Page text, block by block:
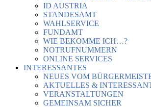
ID AUSTRIA
STANDESAMT
WAHLSERVICE
FUNDAMT
WIE BEKOMME ICH…?
NOTRUFNUMMERN
ONLINE SERVICES
INTERESSANTES
NEUES VOM
AKTUELLES &
VERANSTALTUNGEN
GEMEINSAM SICHER